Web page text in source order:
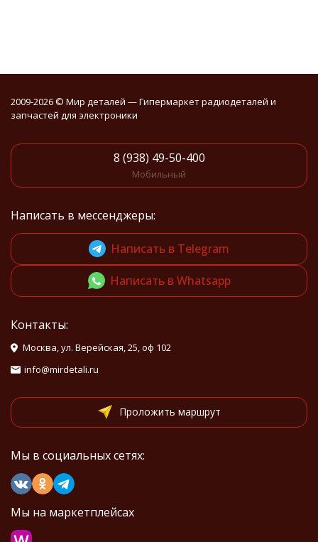
2009-2026 © Мир деталей — Гипермаркет радиодеталей и
запчастей для электроники
8 (938) 49-50-400
Мобильный
Написать в мессенджеры:
Написать в Telegram
Написать в Whatsapp
Контакты:
Москва, ул. Верейская, 25, оф 102
info@mirdetali.ru
Проложить маршрут
Мы в социальных сетях:
Мы на маркетплейсах